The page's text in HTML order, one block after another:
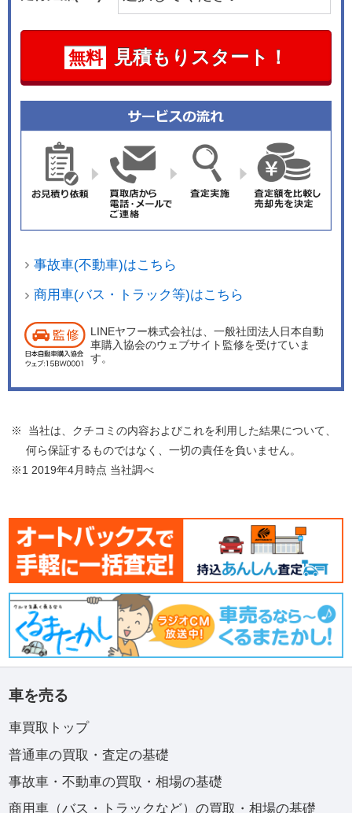
無料 見積もりスタート！
事故車(不動車)はこちら
商用車(バス・トラック等)はこちら
LINEヤフー株式会社は、一般社団法人日本自動
車購入協会のウェブサイト監修を受けていま
す。
※ 当社は、クチコミの内容およびこれを利用した結果について、
何ら保証するものではなく、一切の責任を負いません。
※1 2019年4月時点 当社調べ
車を売る
車買取トップ
普通車の買取・査定の基礎
事故車・不動車の買取・相場の基礎
商用車（バス・トラックなど）の買取・相場の基礎